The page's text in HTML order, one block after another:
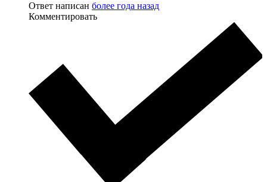
Ответ написан более года назад
Комментировать